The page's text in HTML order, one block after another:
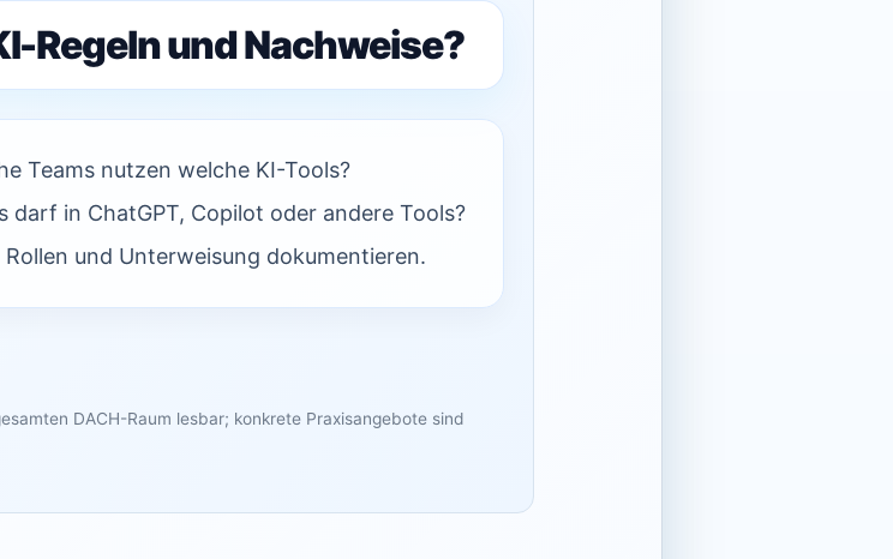
Regeln und Nachweise?
Teams nutzen welche KI-Tools?
darf in ChatGPT, Copilot oder andere Tools?
Rollen und Unterweisung dokumentieren.
DACH-Raum lesbar; konkrete Praxisangebote sind